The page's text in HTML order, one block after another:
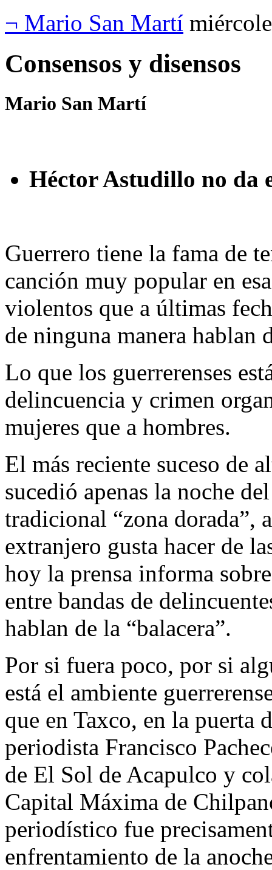
¬ Mario San Martí
Consensos y disensos
Mario San Martí
Héctor Astudillo no da
Guerrero tiene la fama de
canción muy popular en
violentos que a últimas
de ninguna manera hablan
Lo que los guerrerenses
delincuencia y crimen
mujeres que a hombres.
El más reciente suceso de
sucedió apenas la noche
tradicional “zona dorada”,
extranjero gusta hacer de
hoy la prensa informa
entre bandas de
hablan de la “balacera”.
Por si fuera poco, por si
está el ambiente
que en Taxco, en la puerta
periodista Francisco
de El Sol de Acapulco y
Capital Máxima de
periodístico fue
enfrentamiento de la